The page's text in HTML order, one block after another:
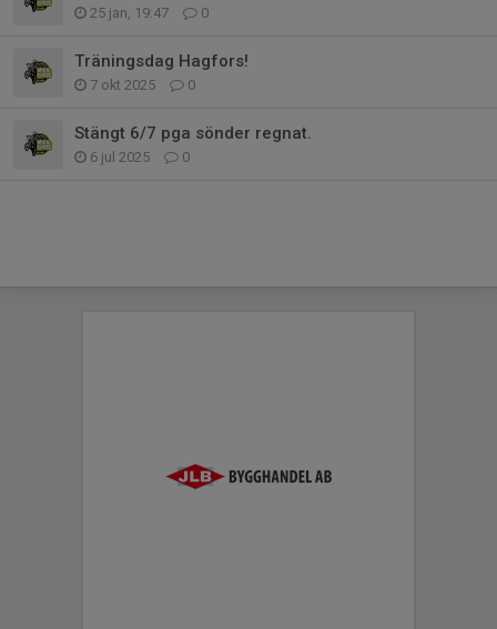
25 jan, 19:47 0
Träningsdag Hagfors!
7 okt 2025 0
Stängt 6/7 pga sönder regnat.
6 jul 2025 0